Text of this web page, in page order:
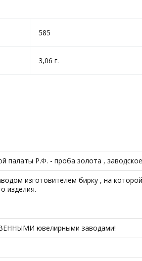
585
3,06 г.
палаты Р.Ф. - проба золота ,
изготовителем бирку , на
изделия.
ювелирными заводами!